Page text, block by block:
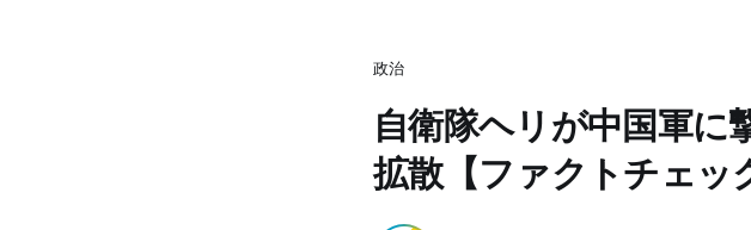
政治
自衛隊ヘリが中国軍に
拡散【ファクトチェッ